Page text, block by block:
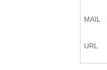
MAIL
URL